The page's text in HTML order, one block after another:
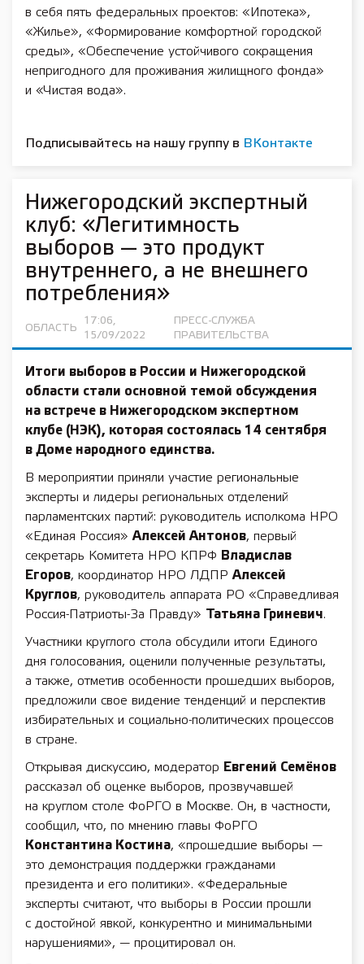
в себя пять федеральных проектов: «Ипотека»,
«Жилье», «Формирование комфортной городской
среды», «Обеспечение устойчивого сокращения
непригодного для проживания жилищного фонда»
и «Чистая вода».
Подписывайтесь на нашу группу в ВКонтакте
Нижегородский экспертный
клуб: «Легитимность
выборов — это продукт
внутреннего, а не внешнего
потребления»
ОБЛАСТЬ
17:06,
15/09/2022
ПРЕСС-СЛУЖБА
ПРАВИТЕЛЬСТВА
Итоги выборов в России и Нижегородской
области стали основной темой обсуждения
на встрече в Нижегородском экспертном
клубе (НЭК), которая состоялась 14 сентября
в Доме народного единства.
В мероприятии приняли участие региональные
эксперты и лидеры региональных отделений
парламентских партий: руководитель исполкома НРО
«Единая Россия»Алексей Антонов, первый
секретарь Комитета НРО КПРФ Владислав
Егоров, координатор НРО ЛДПРАлексей
Круглов, руководитель аппарата РО «Справедливая
Россия-Патриоты-За Правду»
Татьяна Гриневич.
Участники круглого стола обсудили итоги Единого
дня голосования, оценили полученные результаты,
а также, отметив особенности прошедших выборов,
предложили свое видение тенденций и перспектив
избирательных и социально-политических процессов
в стране.
Открывая дискуссию, модератор Евгений Семёнов
рассказал об оценке выборов, прозвучавшей
на круглом столе ФоРГО в Москве. Он, в частности,
сообщил, что, по мнению главы ФоРГО
Константина Костина, «прошедшие выборы —
это демонстрация поддержки гражданами
президента и его политики». «Федеральные
эксперты считают, что выборы в России прошли
с достойной явкой, конкурентно и минимальными
нарушениями», — процитировал он.